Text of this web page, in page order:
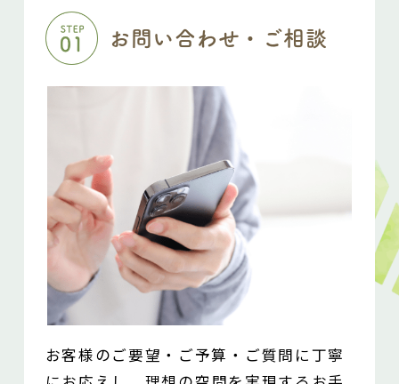
お問い合わせ・ご相談
お客様のご要望・ご予算・ご質問に丁寧